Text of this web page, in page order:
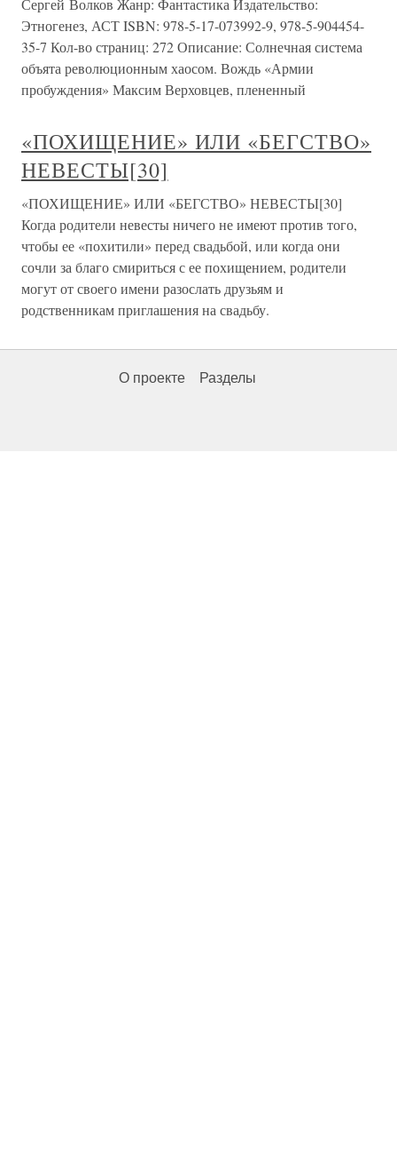
Сергей Волков Жанр: Фантастика Издательство:
Этногенез, АСТ ISBN: 978-5-17-073992-9, 978-5-904454-
35-7 Кол-во страниц: 272 Описание: Солнечная система
объята революционным хаосом. Вождь «Армии
пробуждения» Максим Верховцев, плененный
«ПОХИЩЕНИЕ» ИЛИ «БЕГСТВО»
НЕВЕСТЫ[30]
«ПОХИЩЕНИЕ» ИЛИ «БЕГСТВО» НЕВЕСТЫ[30]
Когда родители невесты ничего не имеют против того,
чтобы ее «похитили» перед свадьбой, или когда они
сочли за благо смириться с ее похищением, родители
могут от своего имени разослать друзьям и
родственникам приглашения на свадьбу.
О проекте Разделы